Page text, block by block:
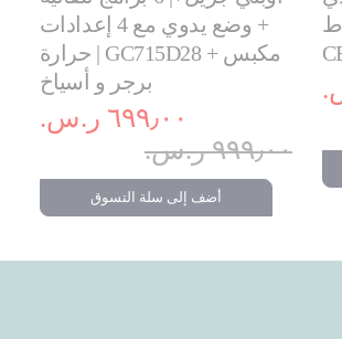
+ وضع يدوي مع 4 إعدادات
حرارة | GC715D28 + مكبس
برجر و أسياخ
٦٩٩٫٠٠ ر.س.‏
٩٩٩٫٠٠ ر.س.‏
أضف إلى سلة التسوق
واط |